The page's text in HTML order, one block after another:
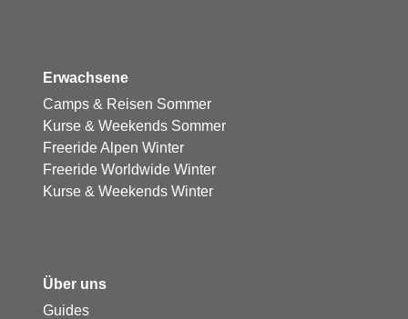
Erwachsene
Camps & Reisen Sommer
Kurse & Weekends Sommer
Freeride Alpen Winter
Freeride Worldwide Winter
Kurse & Weekends Winter
Über uns
Guides